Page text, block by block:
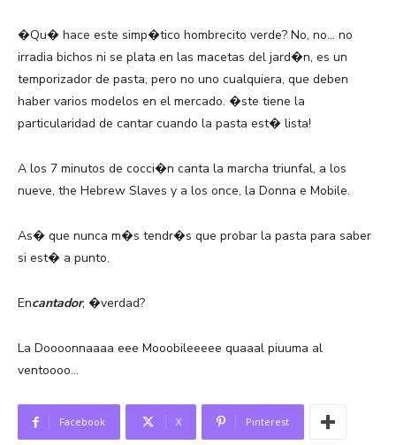
�Qu� hace este simp�tico hombrecito verde? No, no… no
irradia bichos ni se plata en las macetas del jard�n, es un
temporizador de pasta, pero no uno cualquiera, que deben
haber varios modelos en el mercado. �ste tiene la
particularidad de cantar cuando la pasta est� lista!
A los 7 minutos de cocci�n canta la marcha triunfal, a los
nueve, the Hebrew Slaves y a los once, la Donna e Mobile.
As� que nunca m�s tendr�s que probar la pasta para saber
si est� a punto.
Encantador, �verdad?
La Doooonnaaaa eee Mooobileeeee quaaal piuuma al
ventoooo…
Facebook X Pinterest